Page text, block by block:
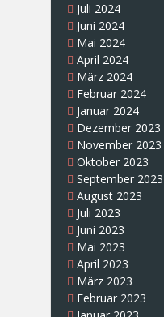
Juli 2024
Juni 2024
Mai 2024
April 2024
März 2024
Februar 2024
Januar 2024
Dezember 2023
November 2023
Oktober 2023
September 2023
August 2023
Juli 2023
Juni 2023
Mai 2023
April 2023
März 2023
Februar 2023